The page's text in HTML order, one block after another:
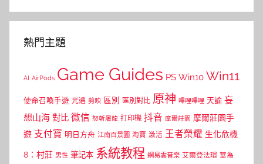
熱門主題
AI AirPods Game Guides PS Win10 Win11
使命召喚手遊 光遇 剪映 區別 區別對比 原神 嗶哩嗶哩 天諭 妄
想山海 對比 微信 怒斬屠龍 打印機 抖音 摩爾莊園 摩爾莊園手
遊 支付寶 明日方舟 江南百景圖 淘寶 激活 王者榮耀 生化危機
8：村莊 男性 筆記本 系統教程 網易雲音樂 艾爾登法環 華為